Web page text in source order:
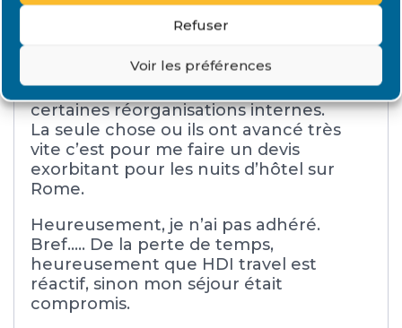
Refuser
Voir les préférences
Je suis “contente” de voir que je ne suis
pas la seule à avoir une mauvaise
témoignages négatifs, mais je pensais
bêtement que ça avait changé suite à
certaines réorganisations internes.
La seule chose ou ils ont avancé très
vite c’est pour me faire un devis
exorbitant pour les nuits d’hôtel sur
Rome.
Heureusement, je n’ai pas adhéré.
Bref….. De la perte de temps,
heureusement que HDI travel est
réactif, sinon mon séjour était
compromis.